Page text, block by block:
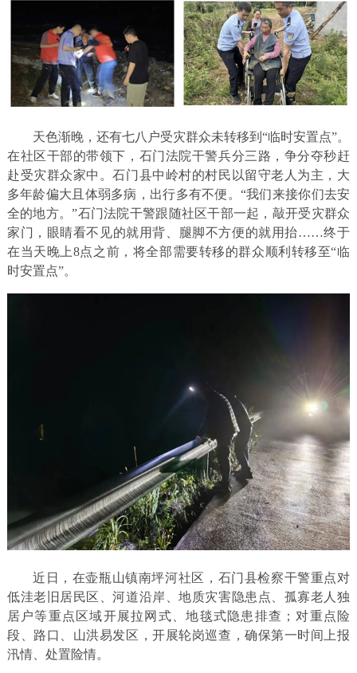
天色渐晚，还有七八户受灾群众未转移到“临时安置点”。
在社区干部的带领下，石门法院干警兵分三路，争分夺秒赶
赴受灾群众家中。石门县中岭村的村民以留守老人为主，大
多年龄偏大且体弱多病，出行多有不便。“我们来接你们去安
全的地方。”石门法院干警跟随社区干部一起，敲开受灾群众
家门，眼睛看不见的就用背、腿脚不方便的就用抬……终于
在当天晚上8点之前，将全部需要转移的群众顺利转移至“临
时安置点”。
近日，在壶瓶山镇南坪河社区，石门县检察干警重点对
低洼老旧居民区、河道沿岸、地质灾害隐患点、孤寡老人独
居户等重点区域开展拉网式、地毯式隐患排查；对重点险
段、路口、山洪易发区，开展轮岗巡查，确保第一时间上报
汛情、处置险情。